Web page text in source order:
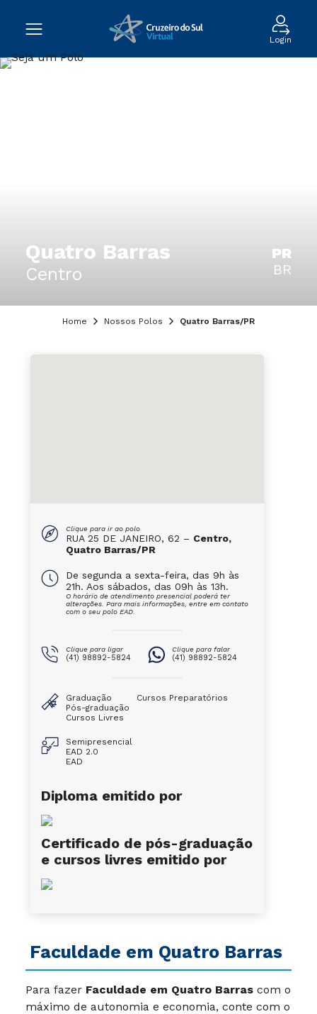
Login
Quatro Barras
Centro
PR
BR
Home Nossos Polos Quatro Barras/PR
Faculdade em Quatro Barras
Para fazer Faculdade em Quatro Barras com o
máximo de autonomia e economia, conte com o
Clique para ir ao polo
RUA 25 DE JANEIRO, 62 – Centro,
Quatro Barras/PR
De segunda a sexta-feira, das 9h às
21h. Aos sábados, das 09h às 13h.
O horário de atendimento presencial poderá ter
alterações. Para mais informações, entre em contato
com o seu polo EAD.
Clique para ligar
(41) 98892-5824
Clique para falar
(41) 98892-5824
Graduação
Pós-graduação
Cursos Livres
Cursos Preparatórios
Semipresencial
EAD 2.0
EAD
Diploma emitido por
Certificado de pós-graduação
e cursos livres emitido por